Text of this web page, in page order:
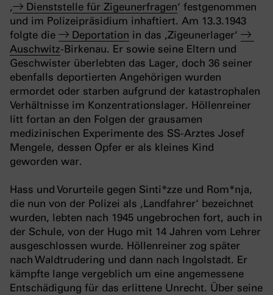
‚
Dienststelle für Zigeunerfragen‘ festgenommen
und im Polizeipräsidium inhaftiert. Am 13.3.1943
folgte die
Deportation in das ‚Zigeunerlager‘
Auschwitz-Birkenau. Er sowie seine Eltern und
Geschwister überlebten das Lager, doch 36 seiner
ebenfalls deportierten Angehörigen wurden
ermordet oder starben aufgrund der katastrophalen
Verhältnisse im Konzentrationslager. Höllenreiner
litt fortan an den Folgen der grausamen
medizinischen Experimente des SS-Arztes Josef
Mengele, dessen Opfer er als kleines Kind
geworden war.
Hass und Vorurteile gegen Sinti*zze und Rom*nja,
die nun von der Polizei als ‚Landfahrer‘ bezeichnet
wurden, lebten nach 1945 ungebrochen fort, auch in
der Schule, von der Hugo mit 14 Jahren vom Lehrer
ausgeschlossen wurde. Höllenreiner zog später
nach Waldtrudering und dann nach Ingolstadt. Er
kämpfte lange vergeblich um eine angemessene
Entschädigung für das erlittene Unrecht. Über seine